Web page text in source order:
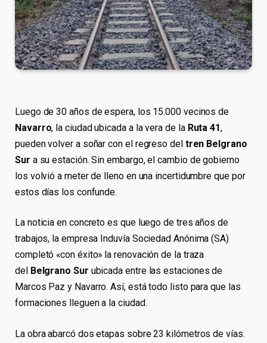
Luego de 30 años de espera, los 15.000 vecinos de
Navarro, la ciudad ubicada a la vera de la Ruta 41,
pueden volver a soñar con el regreso del tren Belgrano
Sur a su estación. Sin embargo, el cambio de gobierno
los volvió a meter de lleno en una incertidumbre que por
estos días los confunde.
La noticia en concreto es que luego de tres años de
trabajos, la empresa Induvía Sociedad Anónima (SA)
completó «con éxito» la renovación de la traza
del Belgrano Sur ubicada entre las estaciones de
Marcos Paz y Navarro. Así, está todo listo para que las
formaciones lleguen a la ciudad.
La obra abarcó dos etapas sobre 23 kilómetros de vías.